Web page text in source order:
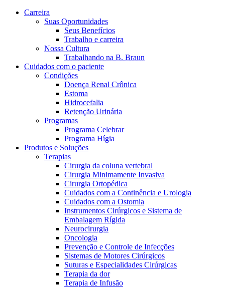
Carreira
Suas Oportunidades
Seus Benefícios
Trabalho e carreira
Nossa Cultura
Trabalhando na B. Braun
Cuidados com o paciente
Condições
Doença Renal Crônica
Estoma
Hidrocefalia
Retenção Urinária
Programas
Programa Celebrar
Programa Hígia
Produtos e Soluções
Terapias
Cirurgia da coluna vertebral
Cirurgia Minimamente Invasiva
Cirurgia Ortopédica
Cuidados com a Continência e Urologia
Cuidados com a Ostomia
Instrumentos Cirúrgicos e Sistema de
Embalagem Rígida
Neurocirurgia
Oncologia
Prevenção e Controle de Infecções
Sistemas de Motores Cirúrgicos
Suturas e Especialidades Cirúrgicas
Terapia da dor
Terapia de Infusão